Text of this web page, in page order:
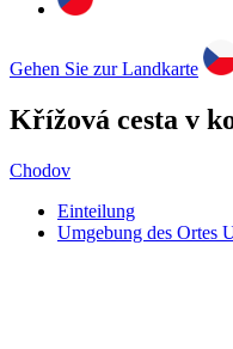
Gehen Sie zur Landkarte
Křížová cesta v
Chodov
Einteilung
Umgebung des Ortes